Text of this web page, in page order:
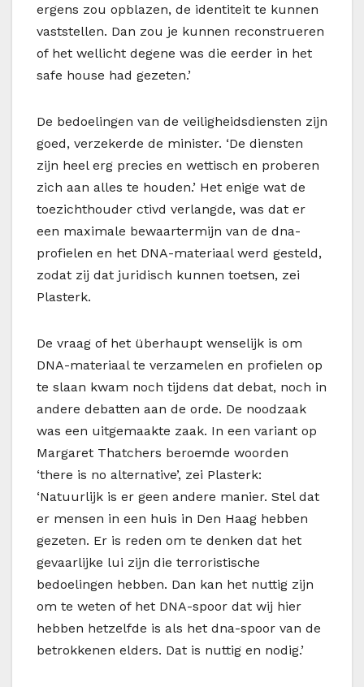
ergens zou opblazen, de identiteit te kunnen
vaststellen. Dan zou je kunnen reconstrueren
of het wellicht degene was die eerder in het
safe house had gezeten.’
De bedoelingen van de veiligheidsdiensten zijn
goed, verzekerde de minister. ‘De diensten
zijn heel erg precies en wettisch en proberen
zich aan alles te houden.’ Het enige wat de
toezichthouder ctivd verlangde, was dat er
een maximale bewaartermijn van de dna-
profielen en het DNA-materiaal werd gesteld,
zodat zij dat juridisch kunnen toetsen, zei
Plasterk.
De vraag of het überhaupt wenselijk is om
DNA-materiaal te verzamelen en profielen op
te slaan kwam noch tijdens dat debat, noch in
andere debatten aan de orde. De noodzaak
was een uitgemaakte zaak. In een variant op
Margaret Thatchers beroemde woorden
‘there is no alternative’, zei Plasterk:
‘Natuurlijk is er geen andere manier. Stel dat
er mensen in een huis in Den Haag hebben
gezeten. Er is reden om te denken dat het
gevaarlijke lui zijn die terroristische
bedoelingen hebben. Dan kan het nuttig zijn
om te weten of het DNA-spoor dat wij hier
hebben hetzelfde is als het dna-spoor van de
betrokkenen elders. Dat is nuttig en nodig.’